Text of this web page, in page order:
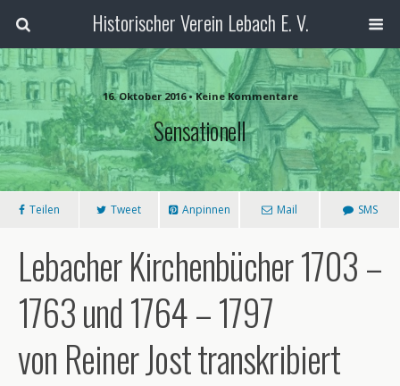
Historischer Verein Lebach E. V.
16. Oktober 2016 • Keine Kommentare
Sensationell
Teilen Tweet Anpinnen Mail SMS
Lebacher Kirchenbücher 1703 –
1763 und 1764 – 1797
von Reiner Jost transkribiert